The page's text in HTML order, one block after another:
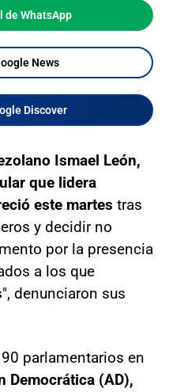
de WhatsApp
News
Discover
Ismael León,
que lidera
este martes tras
y decidir no
por la presencia
a los que
denunciaron sus
parlamentarios en
Democrática (AD),